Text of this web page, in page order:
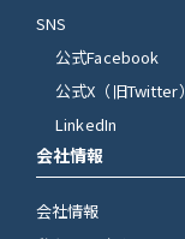
SNS
公式Facebook
公式X（旧Twitter）
LinkedIn
会社情報
会社情報